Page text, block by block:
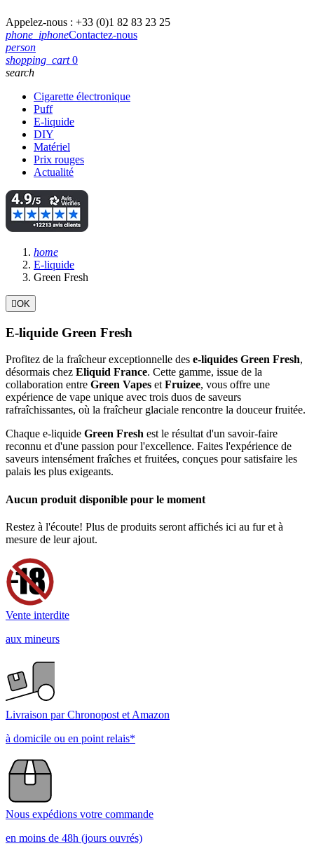
Appelez-nous : +33 (0)1 82 83 23 25
phone_iphoneContactez-nous
person
shopping_cart 0
search
Cigarette électronique
Puff
E-liquide
DIY
Matériel
Prix rouges
Actualité
home
E-liquide
Green Fresh
OK
E-liquide Green Fresh
Profitez de la fraîcheur exceptionnelle des e-liquides Green Fresh,
désormais chez Eliquid France. Cette gamme, issue de la
collaboration entre Green Vapes etFruizee, vous offre une
expérience de vape unique avec trois duos de saveurs
rafraîchissantes, où la fraîcheur glaciale rencontre la douceur fruitée.
Chaque e-liquide Green Fresh est le résultat d'un savoir-faire
reconnu et d'une passion pour l'excellence. Faites l'expérience de
saveurs intensément fraîches et fruitées, conçues pour satisfaire les
palais les plus exigeants.
Aucun produit disponible pour le moment
Restez à l'écoute! Plus de produits seront affichés ici au fur et à
mesure de leur ajout.
Vente interdite
aux mineurs
Livraison par Chronopost et Amazon
à domicile ou en point relais*
Nous expédions votre commande
en moins de 48h (jours ouvrés)